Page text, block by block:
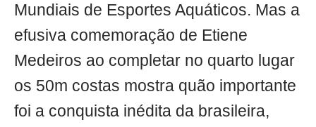
Mundiais de Esportes Aquáticos. Mas a
efusiva comemoração de Etiene
Medeiros ao completar no quarto lugar
os 50m costas mostra quão importante
foi a conquista inédita da brasileira,